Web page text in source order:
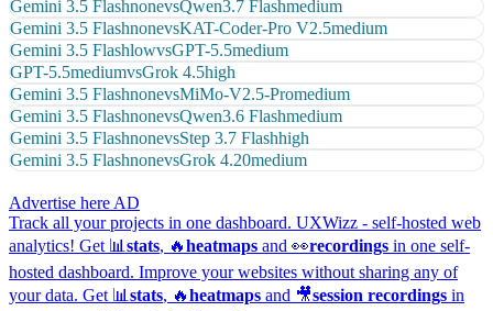
Gemini 3.5 FlashnonevsQwen3.7 Flashmedium
Gemini 3.5 FlashnonevsKAT-Coder-Pro V2.5medium
Gemini 3.5 FlashlowvsGPT-5.5medium
GPT-5.5mediumvsGrok 4.5high
Gemini 3.5 FlashnonevsMiMo-V2.5-Promedium
Gemini 3.5 FlashnonevsQwen3.6 Flashmedium
Gemini 3.5 FlashnonevsStep 3.7 Flashhigh
Gemini 3.5 FlashnonevsGrok 4.20medium
Advertise here AD
Track all your projects in one dashboard. UXWizz - self-hosted web
analytics! Get 📊 stats, 🔥heatmaps and 👀recordings in one self-
hosted dashboard. Improve your websites without sharing any of
your data. Get 📊 stats, 🔥heatmaps and 🎥session recordings in